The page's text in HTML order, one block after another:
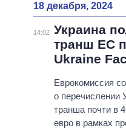
18 декабря, 2024
14:02 Украина
транш ЕС
Ukraine
Еврокомиссия
о перечислении
транша почти в
евро в рамках